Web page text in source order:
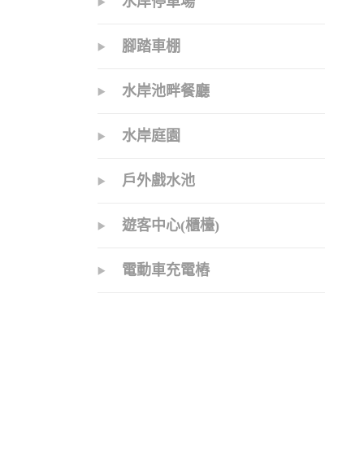
腳踏車棚
水岸池畔餐廳
水岸庭園
戶外戲水池
遊客中心(櫃檯)
電動車充電樁